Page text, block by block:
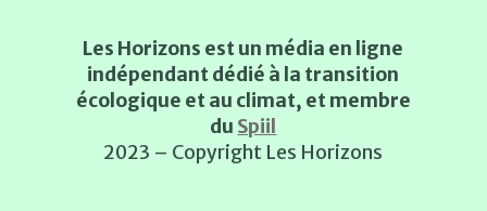
Les Horizons est un média en ligne
indépendant dédié à la transition
écologique et au climat, et membre
du Spiil
2023 – Copyright Les Horizons